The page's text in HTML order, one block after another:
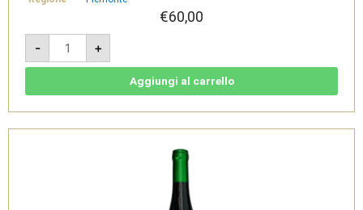
€60,00
-
Boca
DOC
2020
-
+
Aggiungi al carrello